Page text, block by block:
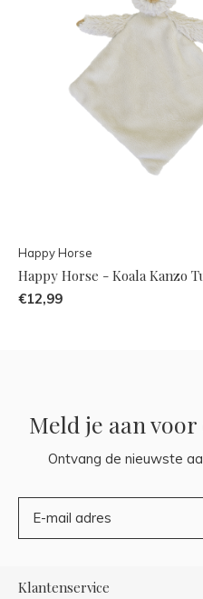
Happy Horse
Happy Horse - Koala Kanzo
€12,99
Meld je aan
Ontvang de nieuwste
Klantenservice